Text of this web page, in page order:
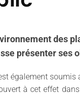
des
présenter ses
également soumis
à cet effet